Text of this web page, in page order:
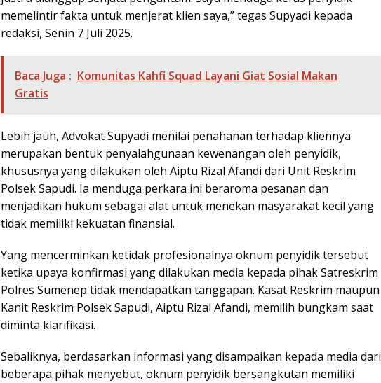
memelintir fakta untuk menjerat klien saya,” tegas Supyadi kepada
redaksi, Senin 7 Juli 2025.
Baca Juga : Komunitas Kahfi Squad Layani Giat Sosial Makan
Gratis
Lebih jauh, Advokat Supyadi menilai penahanan terhadap kliennya
merupakan bentuk penyalahgunaan kewenangan oleh penyidik,
khususnya yang dilakukan oleh Aiptu Rizal Afandi dari Unit Reskrim
Polsek Sapudi. Ia menduga perkara ini beraroma pesanan dan
menjadikan hukum sebagai alat untuk menekan masyarakat kecil yang
tidak memiliki kekuatan finansial.
Yang mencerminkan ketidak profesionalnya oknum penyidik tersebut
ketika upaya konfirmasi yang dilakukan media kepada pihak Satreskrim
Polres Sumenep tidak mendapatkan tanggapan. Kasat Reskrim maupun
Kanit Reskrim Polsek Sapudi, Aiptu Rizal Afandi, memilih bungkam saat
diminta klarifikasi.
Sebaliknya, berdasarkan informasi yang disampaikan kepada media dari
beberapa pihak menyebut, oknum penyidik bersangkutan memiliki